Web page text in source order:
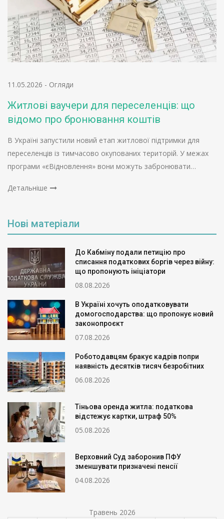
11.05.2026 - Огляди
Житлові ваучери для переселенців: що
відомо про бронювання коштів
В Україні запустили новий етап житлової підтримки для
переселенців із тимчасово окупованих територій. У межах
програми «єВідновлення» вони можуть забронювати…
Детальніше
Нові матеріали
До Кабміну подали петицію про
списання податкових боргів через війну:
що пропонують ініціатори
08.08.2026
В Україні хочуть оподатковувати
домогосподарства: що пропонує новий
законопроєкт
07.08.2026
Роботодавцям бракує кадрів попри
наявність десятків тисяч безробітних
06.08.2026
Тіньова оренда житла: податкова
відстежує картки, штраф 50%
05.08.2026
Верховний Суд заборонив ПФУ
зменшувати призначені пенсії
04.08.2026
Травень 2026